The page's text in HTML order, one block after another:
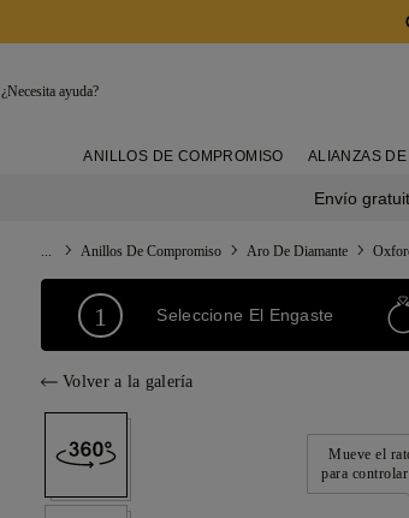
¿Necesita ayuda?
ANILLOS DE COMPROMISO ALIANZAS
Envío
Anillos De Compromiso Aro De Diamante
1 Seleccione El Engaste
Volver a la galería
Mueve el
para